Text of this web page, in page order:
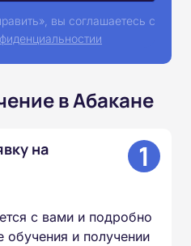
вы соглашаетесь с
в Абакане
на
1
с вами и подробно
обучения и получении